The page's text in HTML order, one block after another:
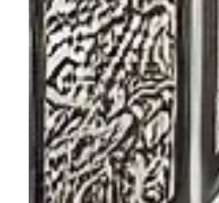
Comment associer
pour un escalier
L’escalier n’est pas seulement
de la maison : il est devenu
maîtresse de la décoration
métal dans un escalier design
créer un style à la fois
intemporel. Chez Demod Metal,
conception et de la fabrication
Grenoble et en région